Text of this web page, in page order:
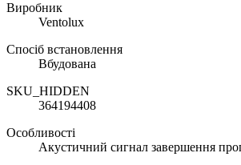
Виробник
Ventolux
Спосіб встановлення
Вбудована
SKU_HIDDEN
364194408
Особливості
Акустичний сигнал завершення